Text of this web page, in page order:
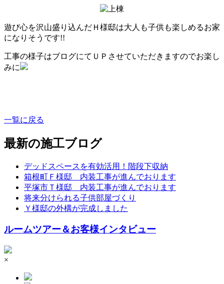
遊び心を沢山盛り込んだＨ様邸は大人も子供も楽しめるお家
になりそうです!!
工事の様子はブログにてＵＰさせていただきますのでお楽し
みに
一覧に戻る
最新の施工ブログ
デッドスペースを有効活用！階段下収納
箱根町Ｆ様邸 内装工事が進んでおります
平塚市Ｔ様邸 内装工事が進んでおります
将来分けられる子供部屋づくり
Ｙ様邸の外構が完成しました
ルームツアー＆お客様インタビュー
×